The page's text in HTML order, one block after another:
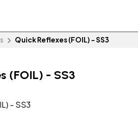
Quick Reflexes (FOIL) - SS3
(FOIL) - SS3
- SS3